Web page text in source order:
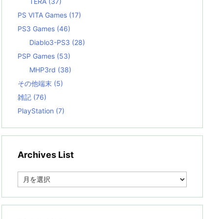
PS VITA Games (17)
PS3 Games (46)
Diablo3-PS3 (28)
PSP Games (53)
MHP3rd (38)
その他端末 (5)
雑記 (76)
PlayStation (7)
Archives List